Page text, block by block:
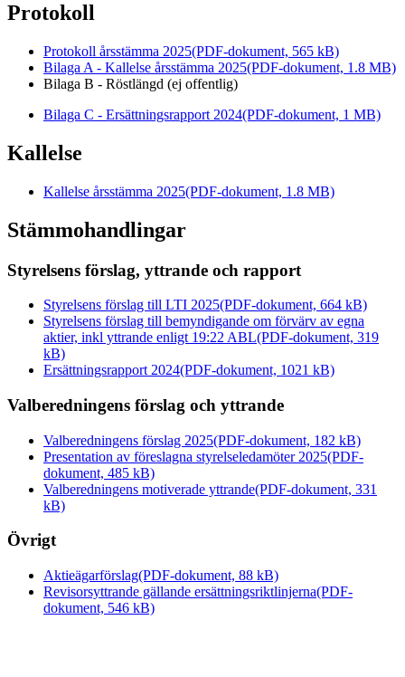
Protokoll
Protokoll årsstämma 2025(PDF-dokument, 565 kB)
Bilaga A - Kallelse årsstämma 2025(PDF-dokument, 1.8 MB)
Bilaga B - Röstlängd (ej offentlig)
Bilaga C - Ersättningsrapport 2024(PDF-dokument, 1 MB)
Kallelse
Kallelse årsstämma 2025(PDF-dokument, 1.8 MB)
Stämmohandlingar
Styrelsens förslag, yttrande och rapport
Styrelsens förslag till LTI 2025(PDF-dokument, 664 kB)
Styrelsens förslag till bemyndigande om förvärv av egna
aktier, inkl yttrande enligt 19:22 ABL(PDF-dokument, 319
kB)
Ersättningsrapport 2024(PDF-dokument, 1021 kB)
Valberedningens förslag och yttrande
Valberedningens förslag 2025(PDF-dokument, 182 kB)
Presentation av föreslagna styrelseledamöter 2025(PDF-
dokument, 485 kB)
Valberedningens motiverade yttrande(PDF-dokument, 331
kB)
Övrigt
Aktieägarförslag(PDF-dokument, 88 kB)
Revisorsyttrande gällande ersättningsriktlinjerna(PDF-
dokument, 546 kB)